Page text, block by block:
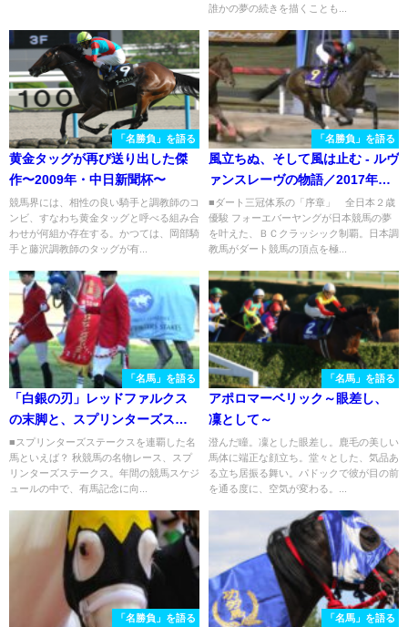
誰かの夢の続きを描くことも...
「名勝負」を語る
黄金タッグが再び送り出した傑
作〜2009年・中日新聞杯〜
競馬界には、相性の良い騎手と調教師のコ
ンビ、すなわち黄金タッグと呼べる組み合
わせが何組か存在する。かつては、岡部騎
手と藤沢調教師のタッグが有...
「名勝負」を語る
風立ちぬ、そして風は止む - ルヴ
ァンスレーヴの物語／2017年・
全日本2歳優駿
■ダート三冠体系の「序章」 全日本２歳
優駿 フォーエバーヤングが日本競馬の夢
を叶えた、ＢＣクラッシック制覇。日本調
教馬がダート競馬の頂点を極...
「名馬」を語る
「白銀の刃」レッドファルクス
の末脚と、スプリンターズステ
ークス
■スプリンターズステークスを連覇した名
馬といえば？ 秋競馬の名物レース、スプ
リンターズステークス。年間の競馬スケジ
ュールの中で、有馬記念に向...
「名馬」を語る
アポロマーベリック～眼差し、
凜として～
澄んだ瞳。凜とした眼差し。鹿毛の美しい
馬体に端正な顔立ち。堂々とした、気品あ
る立ち居振る舞い。パドックで彼が目の前
を通る度に、空気が変わる。...
「名勝負」を語る 「名馬」を語る